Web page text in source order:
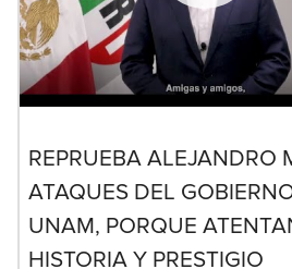
REPRUEBA ALEJANDRO
ATAQUES DEL
UNAM, PORQUE
HISTORIA Y PRESTIGIO